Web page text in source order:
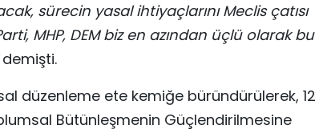
sürecin yasal ihtiyaçlarını Meclis çatısı
MHP, DEM biz en azından üçlü olarak bu
düzenleme ete kemiğe büründürülerek, 12
Bütünleşmenin Güçlendirilmesine